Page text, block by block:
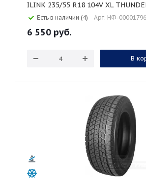
ILINK 235/55 R18 104V XL
Есть в наличии (4) Арт: НФ-00001796
6 550 руб.
В